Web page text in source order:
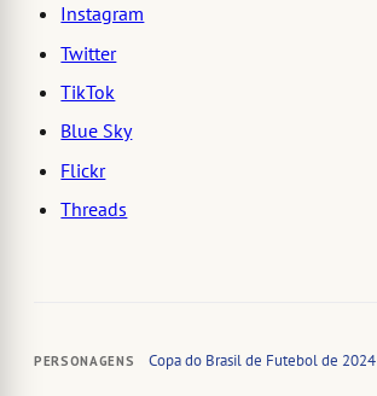
Instagram
Twitter
TikTok
Blue Sky
Flickr
Threads
PERSONAGENS Copa do Brasil de Futebol de 2024